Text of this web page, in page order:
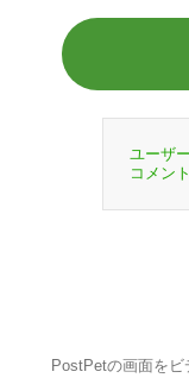
ユーザ
コメン
PostPetの画面を